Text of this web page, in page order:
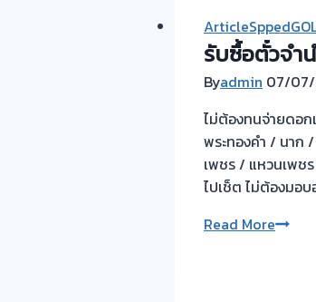
รับซื้อตั๋วจำ
Byadmin 07/
ไม่ต้องทนจ่ายดอก
พระทองคำ / นาก
เพชร / แหวนเพช
ไปเช็ต ไม่ต้องมอ
Read Moreรับ